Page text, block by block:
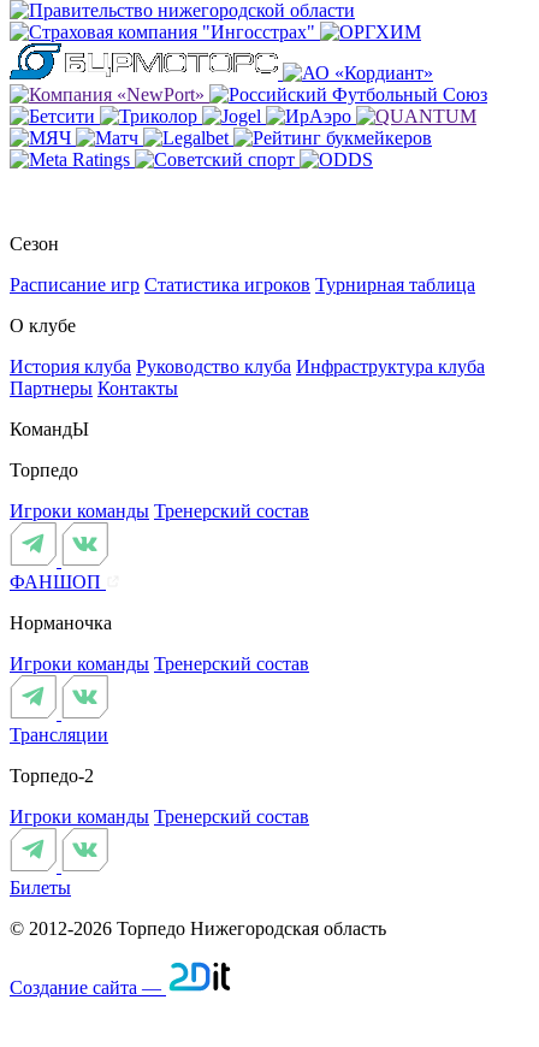
Сезон
Расписание игр Статистика игроков Турнирная таблица
О клубе
История клуба Руководство клуба Инфраструктура клуба
Партнеры Контакты
КомандЫ
Торпедо
Игроки команды Тренерский состав
ФАНШОП
Норманочка
Игроки команды Тренерский состав
Трансляции
Торпедо-2
Игроки команды Тренерский состав
Билеты
© 2012-2026 Торпедо Нижегородская область
Создание сайта —